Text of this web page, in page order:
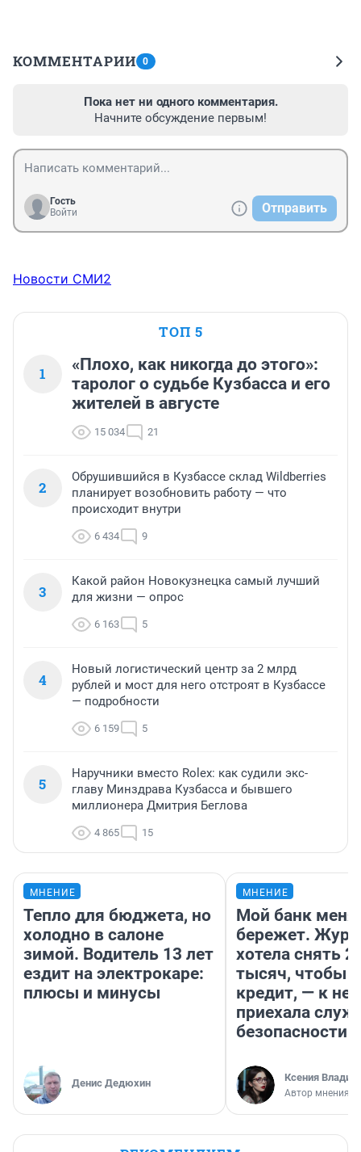
КОММЕНТАРИИ 0
Пока нет ни одного комментария.
Начните обсуждение первым!
Гость
Войти
Отправить
Новости СМИ2
ТОП 5
1
«Плохо, как никогда до этого»:
таролог о судьбе Кузбасса и его
жителей в августе
15 034 21
2
Обрушившийся в Кузбассе склад Wildberries
планирует возобновить работу — что
происходит внутри
6 434 9
3
Какой район Новокузнецка самый лучший
для жизни — опрос
6 163 5
4
Новый логистический центр за 2 млрд
рублей и мост для него отстроят в Кузбассе
— подробности
6 159 5
5
Наручники вместо Rolex: как судили экс-
главу Минздрава Кузбасса и бывшего
миллионера Дмитрия Беглова
4 865 15
МНЕНИЕ
Тепло для бюджета, но
холодно в салоне
зимой. Водитель 13 лет
ездит на электрокаре:
плюсы и минусы
Денис Дедюхин
МНЕНИЕ
Мой банк меня
бережет.
хотела снять
тысяч, чтобы
кредит, — к
приехала
безопасности
Ксения
Автор мнения